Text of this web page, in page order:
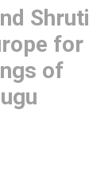
Shruti
for
of